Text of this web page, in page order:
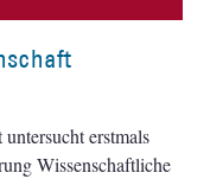
erstmals
Wissenschaftliche